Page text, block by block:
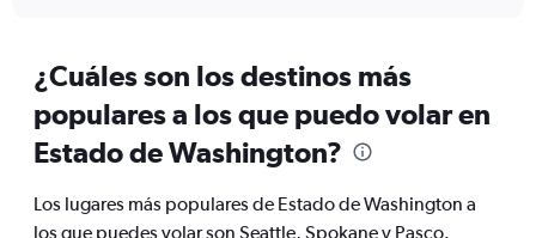
Range:
91
categories.
The
chart
1
Y
¿Cuáles son los destinos más
populares a los que puedo volar en
Estado de Washington?
Los lugares más populares de Estado de Washington a
los que puedes volar son Seattle, Spokane y Pasco.